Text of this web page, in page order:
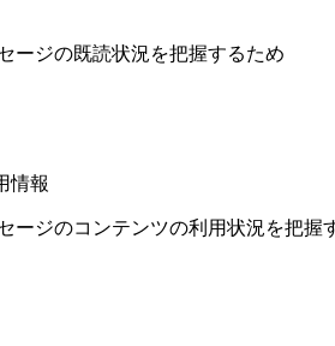
の既読状況を把握するため
情報
のコンテンツの利用状況を把握